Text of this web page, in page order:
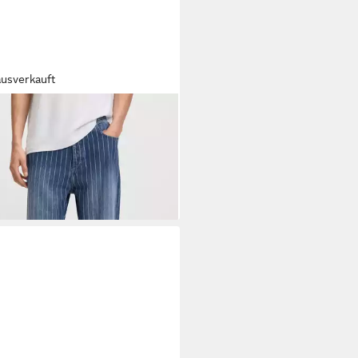
Loose-fit-Jeans Nate loose fit
€
129,95 €